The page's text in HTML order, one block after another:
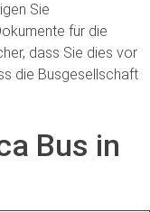
Sie
für die
dass Sie dies vor
die Busgesellschaft
Bus in